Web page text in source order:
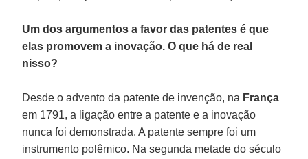
Um dos argumentos a favor das patentes é que
elas promovem a inovação. O que há de real
nisso?
Desde o advento da patente de invenção, na França
em 1791, a ligação entre a patente e a inovação
nunca foi demonstrada. A patente sempre foi um
instrumento polêmico. Na segunda metade do século